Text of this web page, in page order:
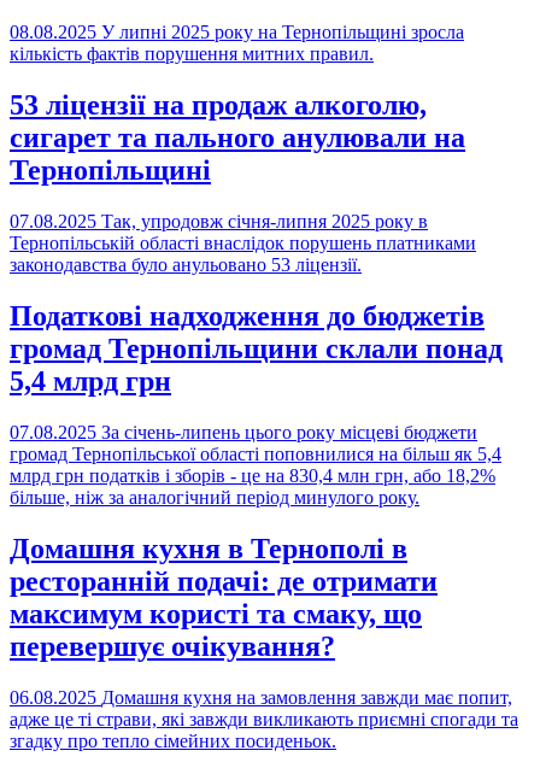
08.08.2025 У липні 2025 року на Тернопільщині зросла
кількість фактів порушення митних правил.
53 ліцензії на продаж алкоголю,
сигарет та пального анулювали на
Тернопільщині
07.08.2025 Так, упродовж січня-липня 2025 року в
Тернопільській області внаслідок порушень платниками
законодавства було анульовано 53 ліцензії.
Податкові надходження до бюджетів
громад Тернопільщини склали понад
5,4 млрд грн
07.08.2025 За січень-липень цього року місцеві бюджети
громад Тернопільської області поповнилися на більш як 5,4
млрд грн податків і зборів - це на 830,4 млн грн, або 18,2%
більше, ніж за аналогічний період минулого року.
Домашня кухня в Тернополі в
ресторанній подачі: де отримати
максимум користі та смаку, що
перевершує очікування?
06.08.2025 Домашня кухня на замовлення завжди має попит,
адже це ті страви, які завжди викликають приємні спогади та
згадку про тепло сімейних посиденьок.